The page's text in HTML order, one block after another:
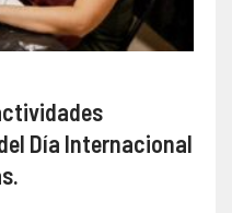
Día Internacional